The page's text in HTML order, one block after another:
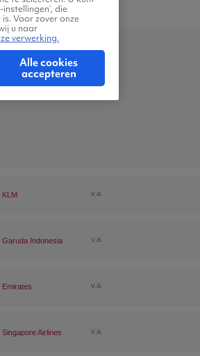
KLM v.a.
Garuda Indonesia v.a.
Emirates v.a.
Singapore Airlines v.a.
die
Voor zover onze
u naar
verwerking.
Alle cookies
accepteren